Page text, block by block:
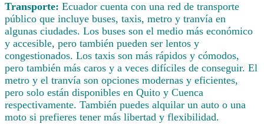
Transporte: Ecuador cuenta con una red de transporte
público que incluye buses, taxis, metro y tranvía en
algunas ciudades. Los buses son el medio más económico
y accesible, pero también pueden ser lentos y
congestionados. Los taxis son más rápidos y cómodos,
pero también más caros y a veces difíciles de conseguir. El
metro y el tranvía son opciones modernas y eficientes,
pero solo están disponibles en Quito y Cuenca
respectivamente. También puedes alquilar un auto o una
moto si prefieres tener más libertad y flexibilidad.